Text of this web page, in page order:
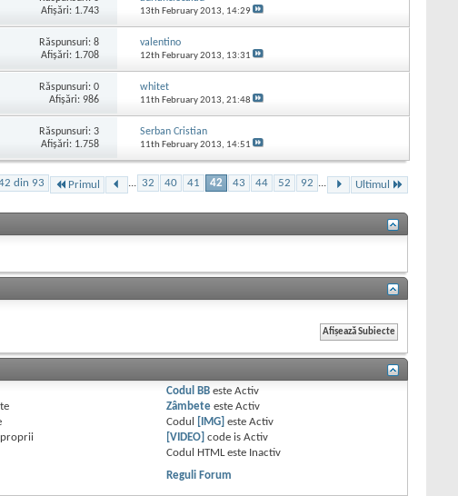
Afişări: 1.743
13th February 2013, 14:29
Răspunsuri:8
Afişări: 1.708
valentino
12th February 2013, 13:31
Răspunsuri:0
Afişări: 986
whitet
11th February 2013, 21:48
Răspunsuri:3
Afişări: 1.758
Serban Cristian
11th February 2013, 14:51
din 93 Primul ... 32 40 41 42 43 44 52 92 ... Ultimul
Codul BB esteActiv
Zâmbete esteActiv
Codul
[IMG] esteActiv
[VIDEO] code isActiv
Codul HTML este Inactiv
Reguli Forum